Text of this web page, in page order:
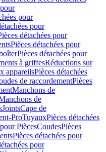
pour
pour
détachées pour
Pièces détachées pour
Pièces détachées pour
à griffesRéductions sur
appareilsPièces détachées
de raccordementPièces
Manchons de
de
JointsCape de
ProTuyauxPièces détachées
PiècesCoudesPièces
Pièces détachées pour
pour